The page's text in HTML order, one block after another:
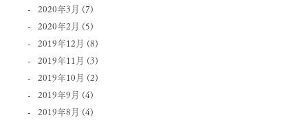
2020年3月 (7)
2020年2月 (5)
2019年12月 (8)
2019年11月 (3)
2019年10月 (2)
2019年9月 (4)
2019年8月 (4)